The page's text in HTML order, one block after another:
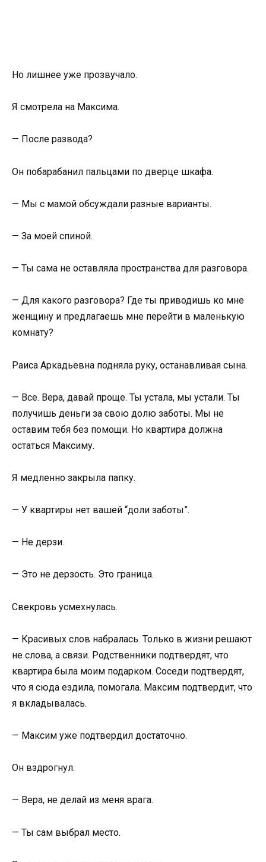
Но лишнее уже прозвучало.
Я смотрела на Максима.
— После развода?
Он побарабанил пальцами по дверце шкафа.
— Мы с мамой обсуждали разные варианты.
— За моей спиной.
— Ты сама не оставляла пространства для разговора.
— Для какого разговора? Где ты приводишь ко мне
женщину и предлагаешь мне перейти в маленькую
комнату?
Раиса Аркадьевна подняла руку, останавливая сына.
— Все. Вера, давай проще. Ты устала, мы устали. Ты
получишь деньги за свою долю заботы. Мы не
оставим тебя без помощи. Но квартира должна
остаться Максиму.
Я медленно закрыла папку.
— У квартиры нет вашей “доли заботы”.
— Не дерзи.
— Это не дерзость. Это граница.
Свекровь усмехнулась.
— Красивых слов набралась. Только в жизни решают
не слова, а связи. Родственники подтвердят, что
квартира была моим подарком. Соседи подтвердят,
что я сюда ездила, помогала. Максим подтвердит, что
я вкладывалась.
— Максим уже подтвердил достаточно.
Он вздрогнул.
— Вера, не делай из меня врага.
— Ты сам выбрал место.